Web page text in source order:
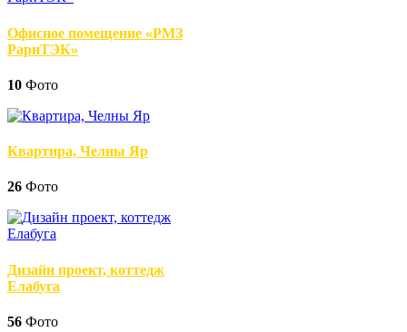
Офисное помещение «РМЗ
РариТЭК»
10 Фото
Квартира, Челны Яр
26 Фото
Дизайн проект, коттедж
Елабуга
56 Фото